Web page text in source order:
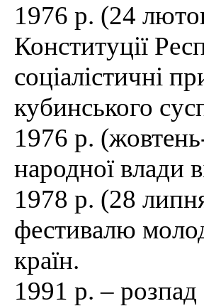
1976 р. (24
Конституції
соціалістичні
кубинського
1976 р.
народної влади
1978 р. (28
фестивалю
країн.
1991 р. –